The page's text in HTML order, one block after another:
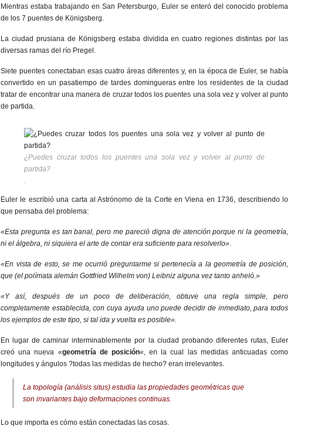
Mientras estaba trabajando en San Petersburgo, Euler se enteró del conocido problema
de los 7 puentes de Königsberg.
La ciudad prusiana de Königsberg estaba dividida en cuatro regiones distintas por las
diversas ramas del río Pregel.
Siete puentes conectaban esas cuatro áreas diferentes y, en la época de Euler, se había
convertido en un pasatiempo de tardes domingueras entre los residentes de la ciudad
tratar de encontrar una manera de cruzar todos los puentes una sola vez y volver al punto
de partida.
¿Puedes cruzar todos los puentes una sola vez y volver al punto de
partida?
.
Euler le escribió una carta al Astrónomo de la Corte en Viena en 1736, describiendo lo
que pensaba del problema:
«Esta pregunta es tan banal, pero me pareció digna de atención porque ni la geometría,
ni el álgebra, ni siquiera el arte de contar era suficiente para resolverlo».
«En vista de esto, se me ocurrió preguntarme si pertenecía a la geometría de posición,
que (el polímata alemán Gottfried Wilhelm von) Leibniz alguna vez tanto anheló.»
«Y así, después de un poco de deliberación, obtuve una regla simple, pero
completamente establecida, con cuya ayuda uno puede decidir de inmediato, para todos
los ejemplos de este tipo, si tal ida y vuelta es posible».
En lugar de caminar interminablemente por la ciudad probando diferentes rutas, Euler
creó una nueva «geometría de posición«, en la cual las medidas anticuadas como
longitudes y ángulos ?todas las medidas de hecho? eran irrelevantes.
La topología (análisis situs) estudia las propiedades geométricas que
son invariantes bajo deformaciones continuas.
Lo que importa es cómo están conectadas las cosas.